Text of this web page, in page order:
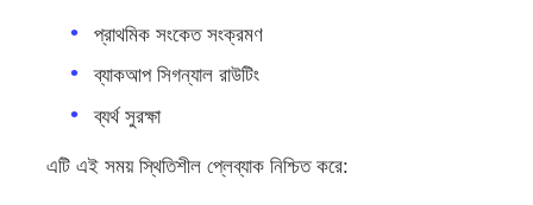
প্রাথমিক সংকেত সংক্রমণ
ব্যাকআপ সিগন্যাল রাউটিং
ব্যর্থ সুরক্ষা
এটি এই সময় স্থিতিশীল প্লেব্যাক নিশ্চিত করে: